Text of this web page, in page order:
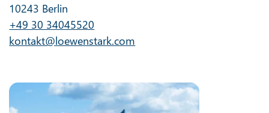
10243 Berlin
+49 30 34045520
kontakt@loewenstark.com